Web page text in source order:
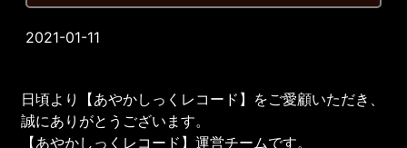
2021-01-11
日頃より【あやかしっくレコード】をご愛顧いただき、
誠にありがとうございます。
【あやかしっくレコード】運営チームです。